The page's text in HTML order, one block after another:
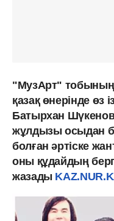
"МузАрт" тобының
қазақ өнерінде өз
Батырхан
жұлдызы осыдан
болған әртіске
оны құдайдың
жазады